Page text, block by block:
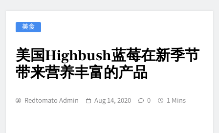
美食
美国Highbush蓝莓在新季节
带来营养丰富的产品
Redtomato Admin Aug 14, 2020 0 1 Mins